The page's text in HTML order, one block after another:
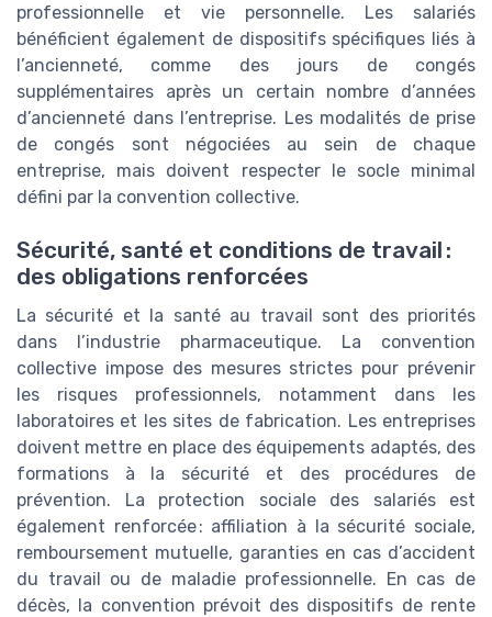
professionnelle et vie personnelle. Les salariés
bénéficient également de dispositifs spécifiques liés à
l’ancienneté, comme des jours de congés
supplémentaires après un certain nombre d’années
d’ancienneté dans l’entreprise. Les modalités de prise
de congés sont négociées au sein de chaque
entreprise, mais doivent respecter le socle minimal
défini par la convention collective.
Sécurité, santé et conditions de travail :
des obligations renforcées
La sécurité et la santé au travail sont des priorités
dans l’industrie pharmaceutique. La convention
collective impose des mesures strictes pour prévenir
les risques professionnels, notamment dans les
laboratoires et les sites de fabrication. Les entreprises
doivent mettre en place des équipements adaptés, des
formations à la sécurité et des procédures de
prévention. La protection sociale des salariés est
également renforcée : affiliation à la sécurité sociale,
remboursement mutuelle, garanties en cas d’accident
du travail ou de maladie professionnelle. En cas de
décès, la convention prévoit des dispositifs de rente